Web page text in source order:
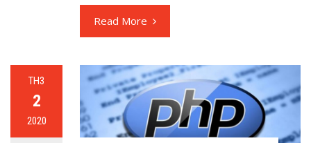
Read More
TH3
2
2020